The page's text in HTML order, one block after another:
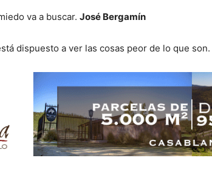
va a buscar. José Bergamín
dispuesto a ver las cosas peor de lo que son.